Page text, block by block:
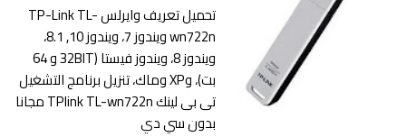
تحميل تعريف وايرلس TP-Link TL-
wn722n ويندوز 7، ويندوز 10, 8.1،
ويندوز 8، ويندوز فيستا (32BIT و 64
بت)، وXP وماك، تنزيل
برنامج التشغيل
تى بى لينك TPlink TL-wn722n
مجانا
بدون سي دي